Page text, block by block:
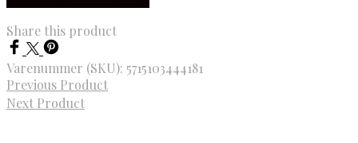
Share this product
Varenummer (SKU): 5715103444181
Previous Product
Next Product